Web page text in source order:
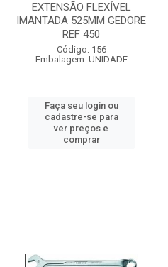
EXTENSÃO FLEXÍVEL
IMANTADA 525MM GEDORE
REF 450
Código: 156
Embalagem: UNIDADE
Faça seu login ou
cadastre-se para
ver preços e
comprar